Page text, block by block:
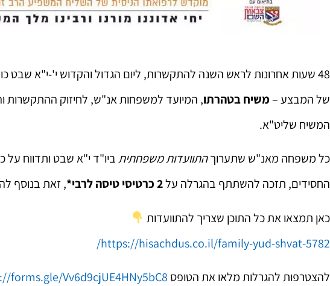
48 שעות אחרונות לראש השנה להתקשרות, ליום הגדול והקדוש י'-י"א שבט
של המבצע –משיח בטהרתו, המיועד למשפחות אנ"ש, לחיזוק ההתקשרות
המשיח שליט"א.
כל משפחה מאנ"ש שתערוךהתוועדות משפחתיתביו"ד י"א שבט ותדווח
החסידים, תזכה להשתתף בהגרלה על2 כרטיסי טיסה לרבי* , זאת בנוסף
כאן תמצאו את כל התוכן שצריך להתוועדות
https://hisachdus.co.il/family-yud-shvat-5782/
להצטרפות להגרלות מלאו את הטופס forms.gle/Vv6d9cjUE4HNy5bC8